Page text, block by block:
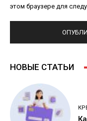
этом браузере для
НОВЫЕ СТАТЬИ